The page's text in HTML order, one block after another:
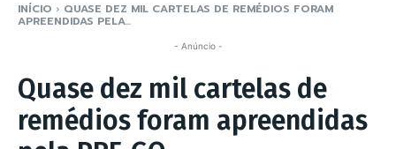
INÍCIO QUASE DEZ MIL CARTELAS DE REMÉDIOS FORAM
APREENDIDAS PELA...
- Anúncio -
Quase dez mil cartelas de
remédios foram apreendidas